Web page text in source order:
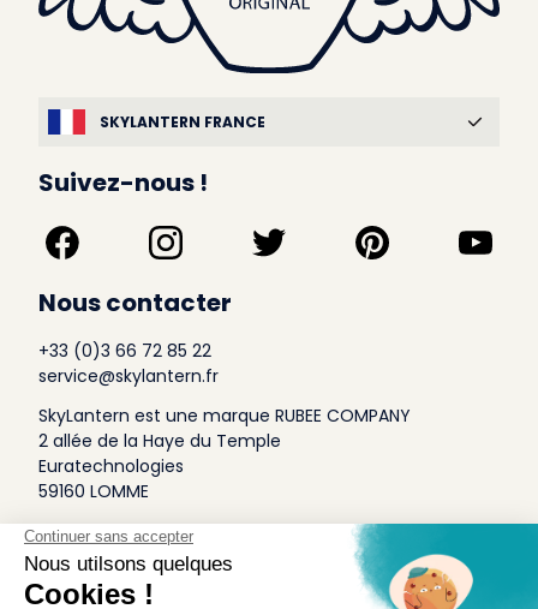
SKYLANTERN FRANCE
Suivez-nous !
Nous contacter
+33 (0)3 66 72 85 22
service@skylantern.fr
SkyLantern est une marque RUBEE COMPANY
2 allée de la Haye du Temple
Euratechnologies
59160 LOMME
A Propos
Qui sommes-nous